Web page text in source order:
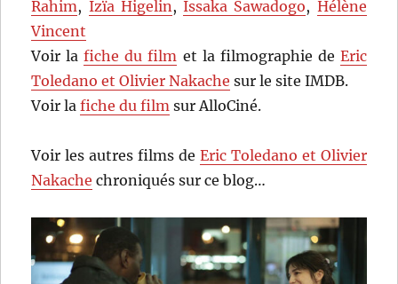
Rahim, Izïa Higelin,Issaka Sawadogo, Hélène
Vincent
Voir lafiche du film et la filmographie de Eric
Toledano et Olivier Nakache sur le site IMDB.
Voir lafiche du film sur AlloCiné.
Voir les autres films de Eric Toledano et Olivier
Nakache chroniqués sur ce blog…